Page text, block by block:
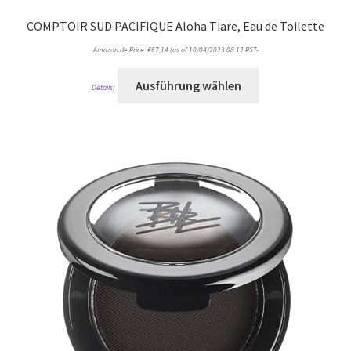
COMPTOIR SUD PACIFIQUE Aloha Tiare, Eau de Toilette
Amazon.de Price:€67,14(as of 10/04/2023 08:12 PST-
Details) Ausführung wählen